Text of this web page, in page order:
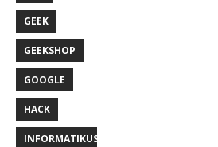
GEEK
GEEKSHOP
GOOGLE
HACK
INFORMATIKUS